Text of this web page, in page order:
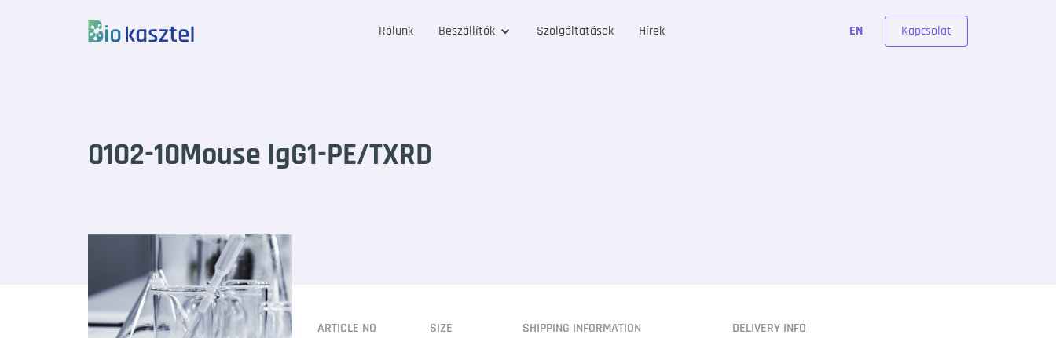
Rólunk Beszállítók Szolgáltatások Hírek EN Kapcsolat
0102-10Mouse IgG1-PE/TXRD
ARTICLE NO SIZE SHIPPING INFORMATION DELIVERY INFO